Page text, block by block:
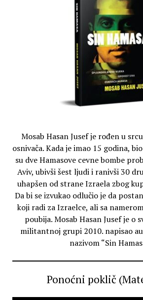
Mosab Hasan Jusef je rođen u
osnivača. Kada je imao 15 godina,
su dve Hamasove cevne bombe
Aviv, ubivši šest ljudi i ranivši 30
uhapšen od strane Izraela zbog
Da bi se izvukao odlučio je da
koji radi za Izraelce, ali sa
poubija. Mosab Hasan Jusef je o
militantnoj grupi 2010. napisao
nazivom “Sin
Ponoćni poklič